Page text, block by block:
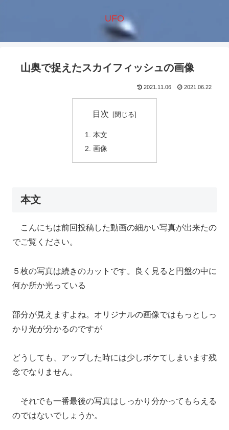
UFO
山奥で捉えたスカイフィッシュの画像
2021.11.06 2021.06.22
目次
本文
画像
本文
こんにちは前回投稿した動画の細かい写真が出来たの
でご覧ください。
５枚の写真は続きのカットです。良く見ると円盤の中に
何か所か光っている
部分が見えますよね。オリジナルの画像ではもっとしっ
かり光が分かるのですが
どうしても、アップした時には少しボケてしまいます残
念でなりません。
それでも一番最後の写真はしっかり分かってもらえる
のではないでしょうか。